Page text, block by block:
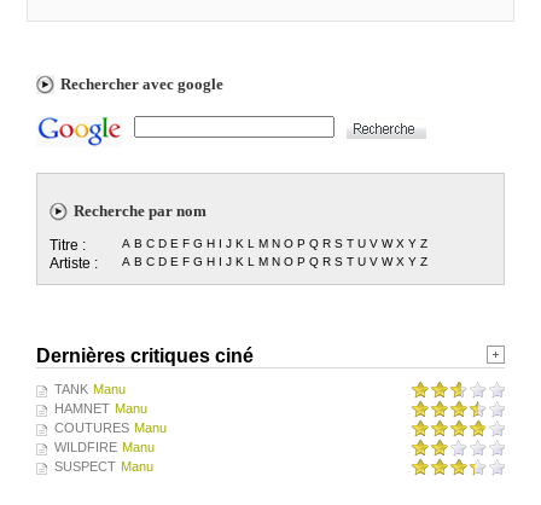
Rechercher avec google
Recherche par nom
Titre : A B C D E F G H I J K L M N O P Q R S T U V W X Y Z
Artiste : A B C D E F G H I J K L M N O P Q R S T U V W X Y Z
Dernières critiques ciné
TANK Manu
HAMNET Manu
COUTURES Manu
WILDFIRE Manu
SUSPECT Manu